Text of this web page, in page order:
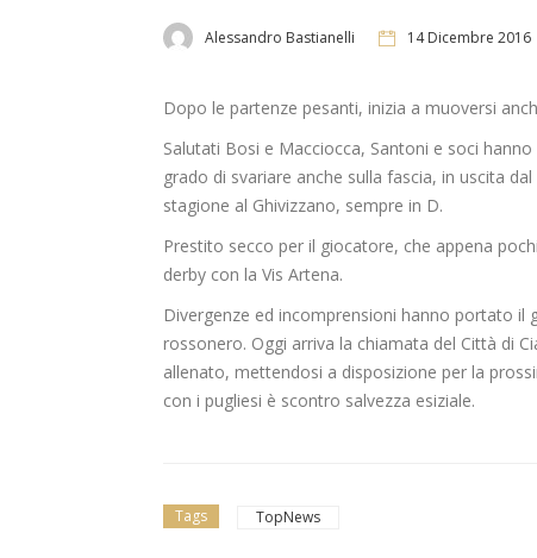
Alessandro Bastianelli 14 Dicembre 2016
Dopo le partenze pesanti, inizia a muoversi
Salutati Bosi e Macciocca, Santoni e soci
grado di svariare anche sulla fascia, in uscita
stagione al Ghivizzano, sempre in D.
Prestito secco per il giocatore, che appena
derby con la Vis Artena.
Divergenze ed incomprensioni hanno portato il
rossonero. Oggi arriva la chiamata del Città di
allenato, mettendosi a disposizione per la
con i pugliesi è scontro salvezza esiziale.
Tags TopNews